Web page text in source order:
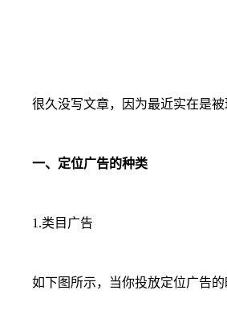
很久没写文章，因为最近实在是被
一、定位广告的种类
1.类目广告
如下图所示，当你投放定位广告的